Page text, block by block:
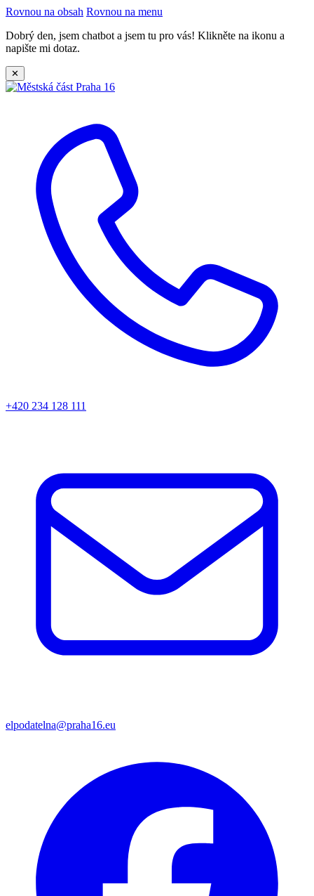
Rovnou na obsah Rovnou na menu
Dobrý den, jsem chatbot a jsem tu pro vás! Klikněte na ikonu a
napište mi dotaz.
✕
+420 234 128 111
elpodatelna@praha16.eu